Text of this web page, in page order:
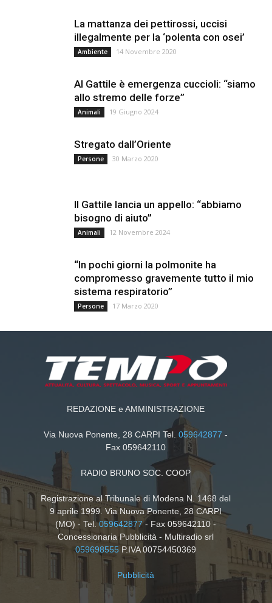
La mattanza dei pettirossi, uccisi
illegalmente per la ‘polenta con osei’
Ambiente 14 Novembre 2020
Al Gattile è emergenza cuccioli: “siamo
allo stremo delle forze”
Animali 19 Giugno 2024
Stregato dall’Oriente
Persone 30 Marzo 2020
Il Gattile lancia un appello: “abbiamo
bisogno di aiuto”
Animali 12 Novembre 2024
“In pochi giorni la polmonite ha
compromesso gravemente tutto il mio
sistema respiratorio”
Persone 17 Marzo 2020
REDAZIONE e AMMINISTRAZIONE
Via Nuova Ponente, 28 CARPI Tel.059642877 -
Fax 059642110
RADIO BRUNO SOC. COOP
Registrazione al Tribunale di Modena N. 1468 del
9 aprile 1999. Via Nuova Ponente, 28 CARPI
(MO) - Tel.059642877- Fax 059642110 -
Concessionaria Pubblicità - Multiradio srl
059698555 P.IVA 00754450369
Pubblicità